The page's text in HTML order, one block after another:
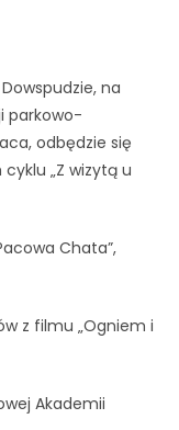
na
parkowo-
odbędzie się
„Z wizytą u
Chata”,
z filmu „Ogniem i
Akademii